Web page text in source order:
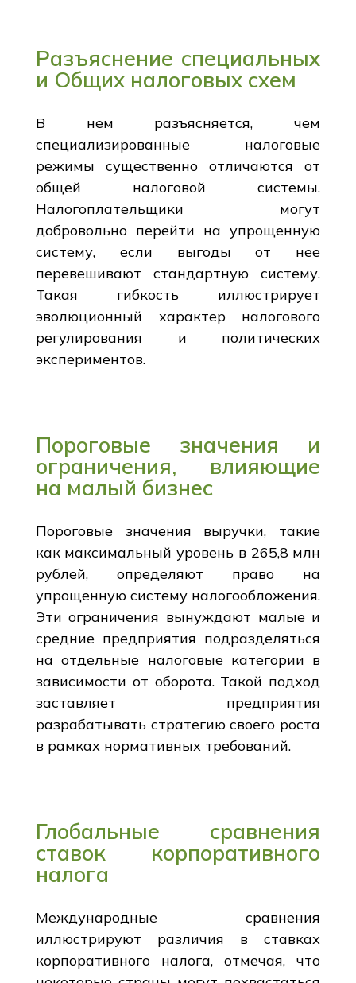
Разъяснение специальных
и Общих налоговых схем
В нем разъясняется, чем
специализированные налоговые
режимы существенно отличаются от
общей налоговой системы.
Налогоплательщики могут
добровольно перейти на упрощенную
систему, если выгоды от нее
перевешивают стандартную систему.
Такая гибкость иллюстрирует
эволюционный характер налогового
регулирования и политических
экспериментов.
Пороговые значения и
ограничения, влияющие
на малый бизнес
Пороговые значения выручки, такие
как максимальный уровень в 265,8 млн
рублей, определяют право на
упрощенную систему налогообложения.
Эти ограничения вынуждают малые и
средние предприятия подразделяться
на отдельные налоговые категории в
зависимости от оборота. Такой подход
заставляет предприятия
разрабатывать стратегию своего роста
в рамках нормативных требований.
Глобальные сравнения
ставок корпоративного
налога
Международные сравнения
иллюстрируют различия в ставках
корпоративного налога, отмечая, что